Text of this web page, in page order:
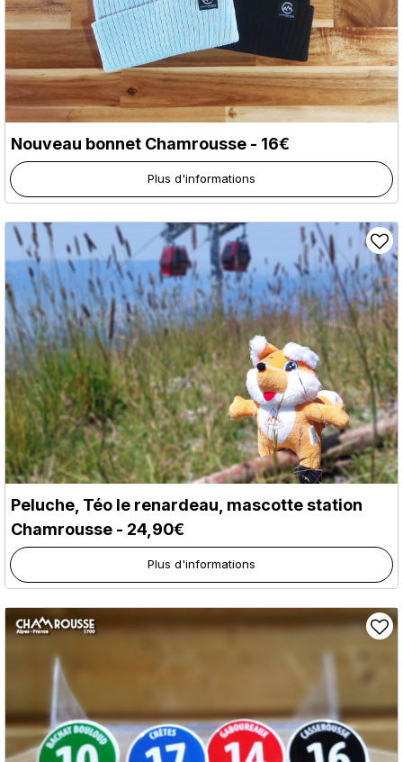
Nouveau bonnet Chamrousse - 16€
Plus d'informations
Peluche, Téo le renardeau, mascotte station
Chamrousse - 24,90€
Plus d'informations